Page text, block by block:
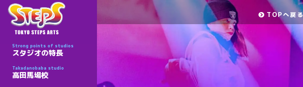
Strong points of studios
スタジオの特長
Takadanobaba studio
高田馬場校
TOPへ戻